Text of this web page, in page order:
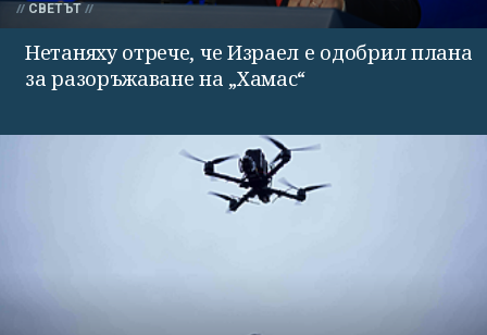
СВЕТЪТ
Нетаняху отрече, че Израел е одобрил плана
за разоръжаване на „Хамас“